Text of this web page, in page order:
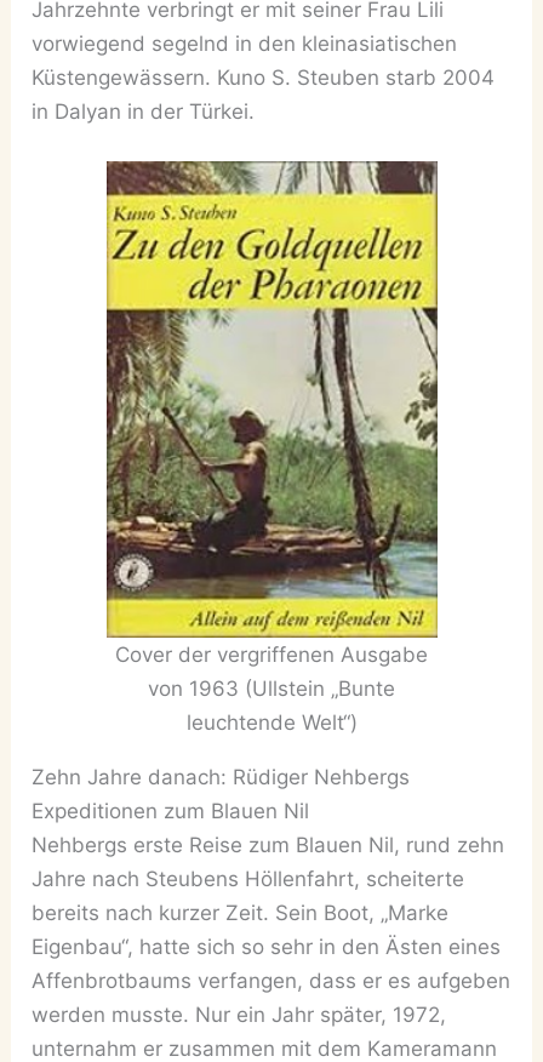
Jahrzehnte verbringt er mit seiner Frau Lili
vorwiegend segelnd in den kleinasiatischen
Küstengewässern. Kuno S. Steuben starb 2004
in Dalyan in der Türkei.
Cover der vergriffenen Ausgabe
von 1963 (Ullstein „Bunte
leuchtende Welt“)
Zehn Jahre danach: Rüdiger Nehbergs
Expeditionen zum Blauen Nil
Nehbergs erste Reise zum Blauen Nil, rund zehn
Jahre nach Steubens Höllenfahrt, scheiterte
bereits nach kurzer Zeit. Sein Boot, „Marke
Eigenbau“, hatte sich so sehr in den Ästen eines
Affenbrotbaums verfangen, dass er es aufgeben
werden musste. Nur ein Jahr später, 1972,
unternahm er zusammen mit dem Kameramann